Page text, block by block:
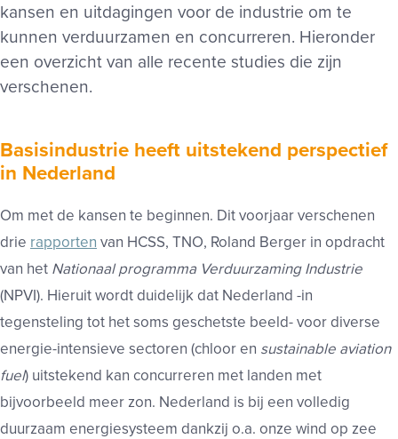
kansen en uitdagingen voor de industrie om te
kunnen verduurzamen en concurreren. Hieronder
een overzicht van alle recente studies die zijn
verschenen.
Basisindustrie heeft uitstekend perspectief
in Nederland
Om met de kansen te beginnen. Dit voorjaar verschenen
drie rapporten van HCSS, TNO, Roland Berger in opdracht
van het Nationaal programma Verduurzaming Industrie
(NPVI). Hieruit wordt duidelijk dat Nederland -in
tegensteling tot het soms geschetste beeld- voor diverse
energie-intensieve sectoren (chloor en sustainable aviation
fuel) uitstekend kan concurreren met landen met
bijvoorbeeld meer zon. Nederland is bij een volledig
duurzaam energiesysteem dankzij o.a. onze wind op zee